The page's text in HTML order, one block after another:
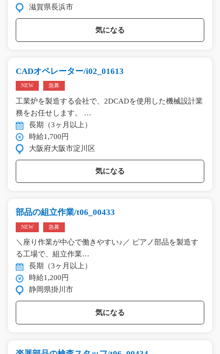
滋賀県長浜市
気になる
CADオペレーター/i02_01613
NEW 急募
工業炉を製造する会社で、2DCADを使用した機械設計業
務をお任せします。 …
長期（3ヶ月以上）
時給1,700円
大阪府大阪市淀川区
気になる
部品の組立作業/t06_00433
NEW 急募
＼座り作業が中心で働きやすい♪／ ピアノ部品を製造す
る工場で、組立作業…
長期（3ヶ月以上）
時給1,200円
静岡県掛川市
気になる